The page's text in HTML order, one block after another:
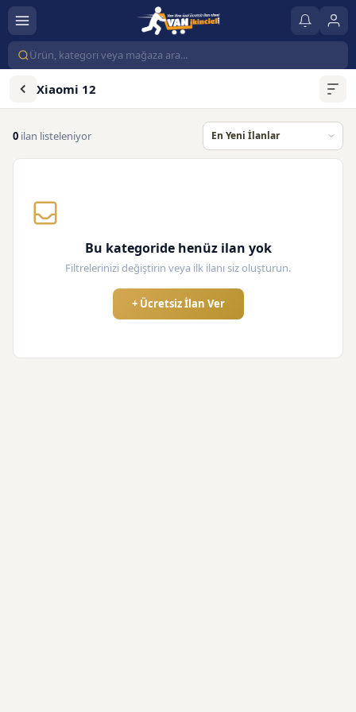
Xiaomi 12
0 ilan listeleniyor
Bu kategoride henüz ilan yok
Filtrelerinizi değiştirin veya ilk ilanı siz oluşturun.
+ Ücretsiz İlan Ver